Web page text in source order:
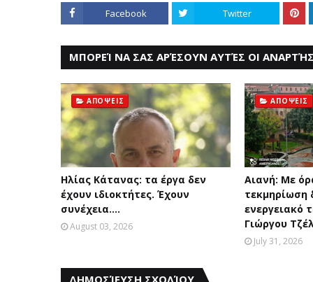
Facebook Twitter
ΜΠΟΡΕΊ ΝΑ ΣΑΣ ΑΡΈΣΟΥΝ ΑΥΤΈΣ ΟΙ
ΑΠΟΨΕΙΣ
Ηλίας Κάτανας: τα έργα δεν
έχουν ιδιοκτήτες. Έχουν
συνέχεια....
August 03, 2026
ΑΠΟΨΕΙΣ
Αιανή: Με
τεκμηρίωση
ενεργειακό
Γιώργου
July 31, 2026